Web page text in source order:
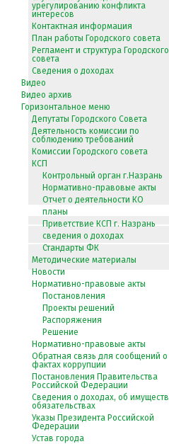
урегулированию конфликта
интересов
Контактная информация
План работы Городского совета
Регламент и структура Городского
совета
Сведения о доходах
Видео
Видео архив
Горизонтальное меню
Депутаты Городского Совета
Деятельность комиссии по
соблюдению требований
Комиссии Городского совета
КСП
Контрольный орган г.Назрань
Нормативно-правовые акты
Отчет о деятельности КО
планы
Приветствие КСП г. Назрань
сведения о доходах
Стандарты ФК
Методические материалы
Новости
Нормативно-правовые акты
Постановления
Проекты решений
Распоряжения
Решение
Нормативно-правовые акты
Обратная связь для сообщений о
фактах коррупции
Постановления Правительства
Российской Федерации
Сведения о доходах, об
обязательствах
Указы Президента Российской
Федерации
Устав города